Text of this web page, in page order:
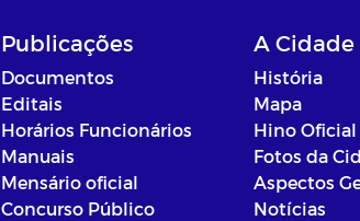
Publicações
Documentos
Editais
Horários Funcionários
Manuais
Mensário oficial
Concurso Público
A Cidade
História
Mapa
Hino Oficial
Fotos da
Aspectos
Notícias